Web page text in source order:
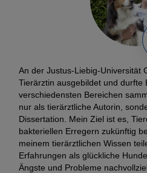
An der Justus-Liebig-Universität
Tierärztin ausgebildet und durfte
verschiedensten Bereichen
nur als tierärztliche Autorin,
Dissertation. Mein Ziel ist es,
bakteriellen Erregern zukünftig
meinem tierärztlichen Wissen
Erfahrungen als glückliche
Ängste und Probleme